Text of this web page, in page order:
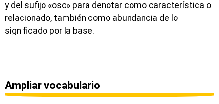
y del sufijo «oso» para denotar como característica o
relacionado, también como abundancia de lo
significado por la base.
Ampliar vocabulario